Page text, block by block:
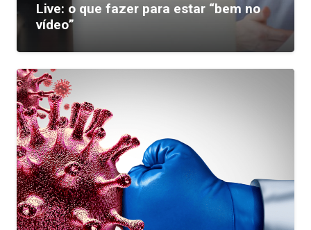
Live: o que fazer para estar “bem no
vídeo”